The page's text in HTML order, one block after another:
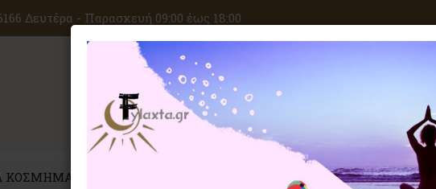
Δευτέρα - Παρασκευή 09:00 έως 18:00
ΚΟΣΜΗΜΑΤΑ ΚΡΥΣΤΑΛΛΟΘΕΡΑΠΕΙΑ